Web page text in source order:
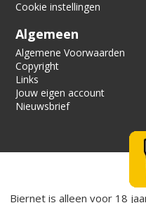
Cookie instellingen
Algemeen
Algemene Voorwaarden
Copyright
Links
Jouw eigen account
Nieuwsbrief
Biernet is alleen voor 18